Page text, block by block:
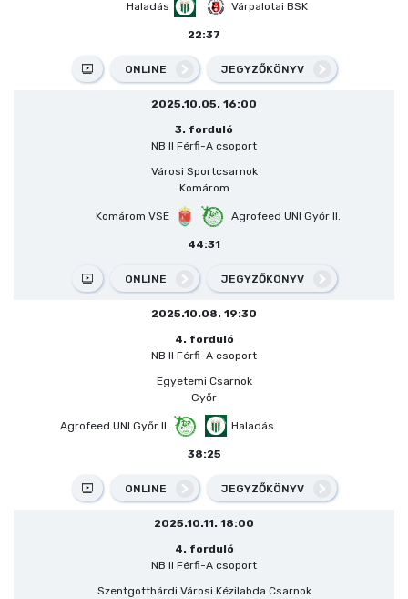
Haladás Várpalotai BSK
22:37
ONLINE JEGYZŐKÖNYV
2025.10.05. 16:00
3. forduló
NB II Férfi-A csoport
Városi Sportcsarnok
Komárom
Komárom VSE Agrofeed UNI Győr II.
44:31
ONLINE JEGYZŐKÖNYV
2025.10.08. 19:30
4. forduló
NB II Férfi-A csoport
Egyetemi Csarnok
Győr
Agrofeed UNI Győr II. Haladás
38:25
ONLINE JEGYZŐKÖNYV
2025.10.11. 18:00
4. forduló
NB II Férfi-A csoport
Szentgotthárdi Városi Kézilabda Csarnok